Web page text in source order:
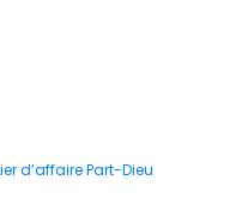
d’affaire Part-Dieu